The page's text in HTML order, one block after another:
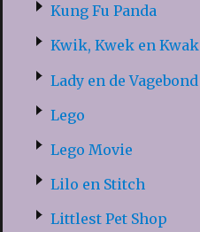
Kung Fu Panda
Kwik, Kwek en Kwak
Lady en de Vagebond
Lego
Lego Movie
Lilo en Stitch
Littlest Pet Shop